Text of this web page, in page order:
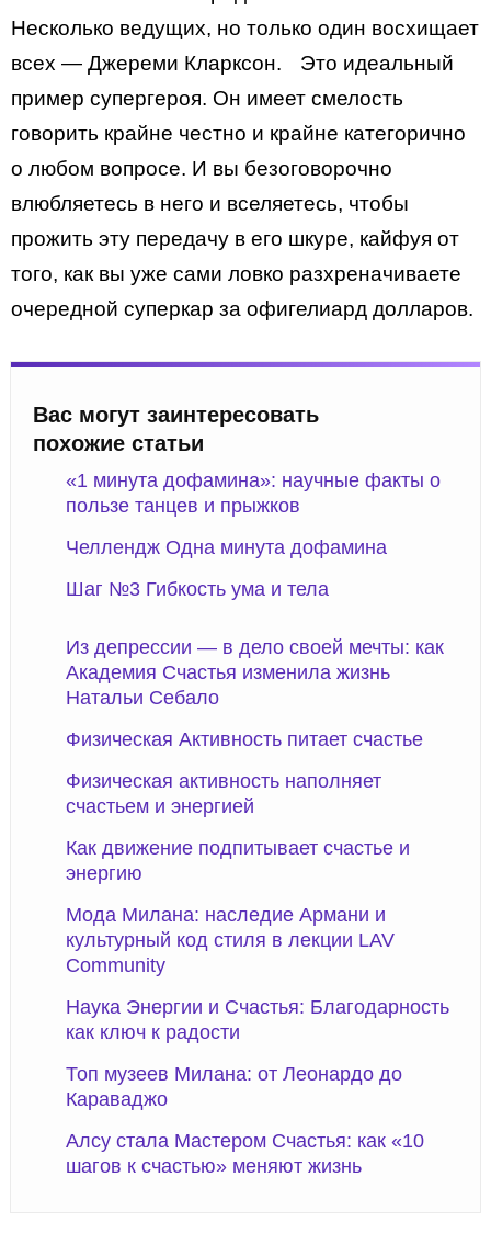
Несколько ведущих, но только один восхищает
всех — Джереми Кларксон. Это идеальный
пример супергероя. Он имеет смелость
говорить крайне честно и крайне категорично
о любом вопросе. И вы безоговорочно
влюбляетесь в него и вселяетесь, чтобы
прожить эту передачу в его шкуре, кайфуя от
того, как вы уже сами ловко разхреначиваете
очередной суперкар за офигелиард долларов.
Вас могут заинтересовать
похожие статьи
«1 минута дофамина»: научные факты о
пользе танцев и прыжков
Челлендж Одна минута дофамина
Шаг №3 Гибкость ума и тела
Из депрессии — в дело своей мечты: как
Академия Счастья изменила жизнь
Натальи Себало
Физическая Активность питает счастье
Физическая активность наполняет
счастьем и энергией
Как движение подпитывает счастье и
энергию
Мода Милана: наследие Армани и
культурный код стиля в лекции LAV
Community
Наука Энергии и Счастья: Благодарность
как ключ к радости
Топ музеев Милана: от Леонардо до
Караваджо
Алсу стала Мастером Счастья: как «10
шагов к счастью» меняют жизнь